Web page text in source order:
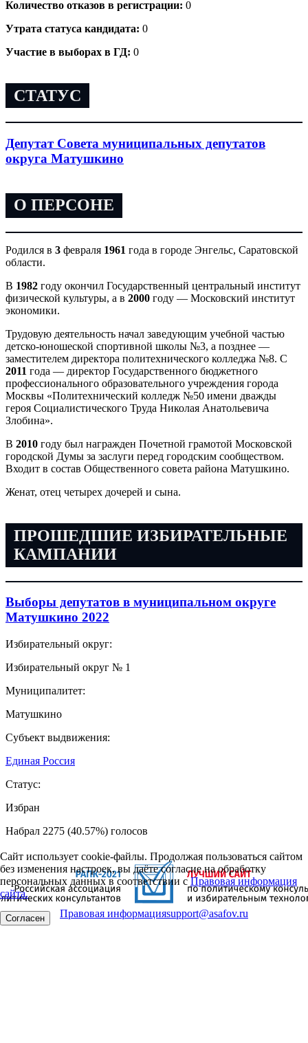
Количество отказов в регистрации: 0
Утрата статуса кандидата: 0
Участие в выборах в ГД: 0
СТАТУС
Депутат Совета муниципальных депутатов
округа Матушкино
О ПЕРСОНЕ
Родился в 3 февраля 1961 года в городе Энгельс, Саратовской
области.
В 1982 году окончил Государственный центральный институт
физической культуры, а в 2000 году — Московский институт
экономики.
Трудовую деятельность начал заведующим учебной частью
детско-юношеской спортивной школы №3, а позднее —
заместителем директора политехнического колледжа №8. С
2011 года — директор Государственного бюджетного
профессионального образовательного учреждения города
Москвы «Политехнический колледж №50 имени дважды
героя Социалистического Труда Николая Анатольевича
Злобина».
В 2010 году был награжден Почетной грамотой Московской
городской Думы за заслуги перед городским сообществом.​
Входит в состав Общественного совета района Матушкино.
Женат, отец четырех дочерей и сына.
ПРОШЕДШИЕ ИЗБИРАТЕЛЬНЫЕ
КАМПАНИИ
Выборы депутатов в муниципальном округе
Матушкино 2022
Избирательный округ:
Избирательный округ № 1
Муниципалитет:
Матушкино
Субъект выдвижения:
Единая Россия
Статус:
Избран
Набрал 2275 (40.57%) голосов
Сайт использует cookie-файлы. Продолжая пользоваться сайтом
без изменения настроек, вы даёте согласие на обработку
персональных данных в соответствии сПравовая информация
сайта.
Согласен Правовая информацияsupport@asafov.ru